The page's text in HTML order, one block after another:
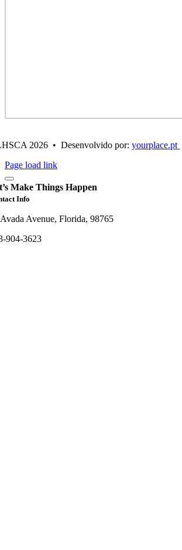
2026 • Desenvolvido por:yourplace.pt
Page load link
Make Things Happen
Info
Avenue, Florida, 98765
904-3623